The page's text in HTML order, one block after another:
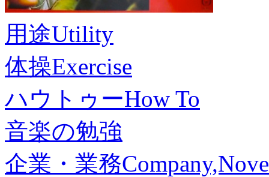
用途Utility
体操Exercise
ハウトゥーHow To
音楽の勉強
企業・業務